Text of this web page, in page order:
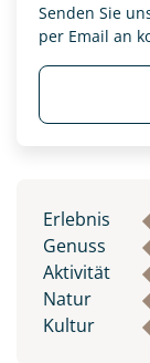
Senden Sie
per Email an
Erlebnis
Genuss
Aktivität
Natur
Kultur
Sie die
Kenntnis